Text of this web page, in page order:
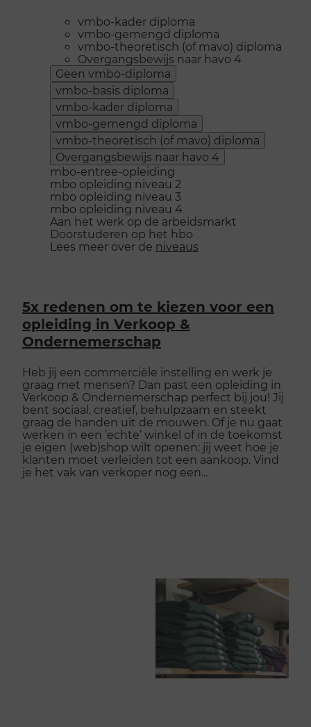
vmbo-kader diploma
vmbo-gemengd diploma
vmbo-theoretisch (of mavo) diploma
Overgangsbewijs naar havo 4
Geen vmbo-diploma
vmbo-basis diploma
vmbo-kader diploma
vmbo-gemengd diploma
vmbo-theoretisch (of mavo) diploma
Overgangsbewijs naar havo 4
mbo-entree-opleiding
mbo opleiding niveau 2
mbo opleiding niveau 3
mbo opleiding niveau 4
Aan het werk op de arbeidsmarkt
Doorstuderen op het hbo
Lees meer over de niveaus
5x redenen om te kiezen voor een
opleiding in Verkoop &
Ondernemerschap
Heb jij een commerciële instelling en werk je
graag met mensen? Dan past een opleiding in
Verkoop & Ondernemerschap perfect bij jou! Jij
bent sociaal, creatief, behulpzaam en steekt
graag de handen uit de mouwen. Of je nu gaat
werken in een ’echte’ winkel of in de toekomst
je eigen (web)shop wilt openen: jij weet hoe je
klanten moet verleiden tot een aankoop. Vind
je het vak van verkoper nog een...